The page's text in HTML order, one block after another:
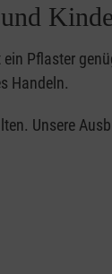
Pflaster
Handeln.
Unsere